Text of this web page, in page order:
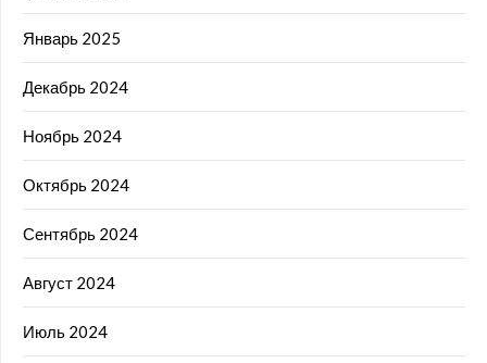
Январь 2025
Декабрь 2024
Ноябрь 2024
Октябрь 2024
Сентябрь 2024
Август 2024
Июль 2024